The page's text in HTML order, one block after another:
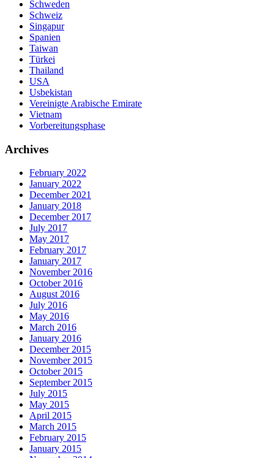
Schweden
Schweiz
Singapur
Spanien
Taiwan
Türkei
Thailand
USA
Usbekistan
Vereinigte Arabische Emirate
Vietnam
Vorbereitungsphase
Archives
February 2022
January 2022
December 2021
January 2018
December 2017
July 2017
May 2017
February 2017
January 2017
November 2016
October 2016
August 2016
July 2016
May 2016
March 2016
January 2016
December 2015
November 2015
October 2015
September 2015
July 2015
May 2015
April 2015
March 2015
February 2015
January 2015